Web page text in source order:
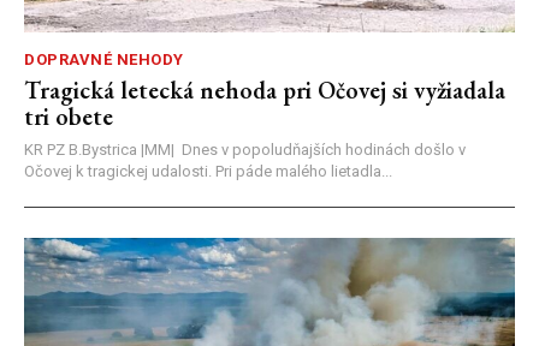
DOPRAVNÉ NEHODY
Tragická letecká nehoda pri Očovej si vyžiadala
tri obete
KR PZ B.Bystrica |MM| Dnes v popoludňajších hodinách došlo v
Očovej k tragickej udalosti. Pri páde malého lietadla...